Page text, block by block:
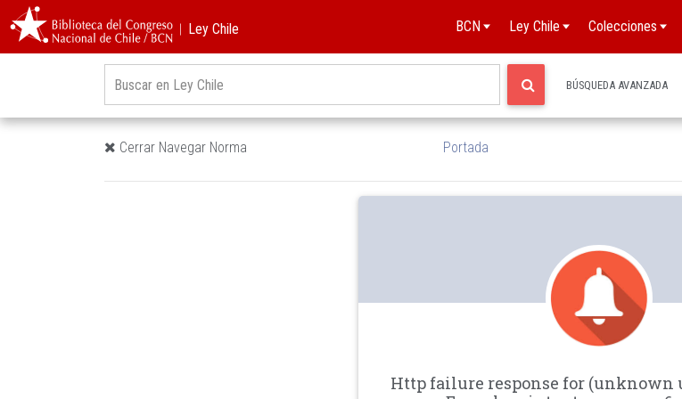
︱Ley Chile BCN Ley Chile Colecciones
BÚSQUEDA AVANZADA
Cerrar Navegar Norma Portada
Http failure response for (unknown